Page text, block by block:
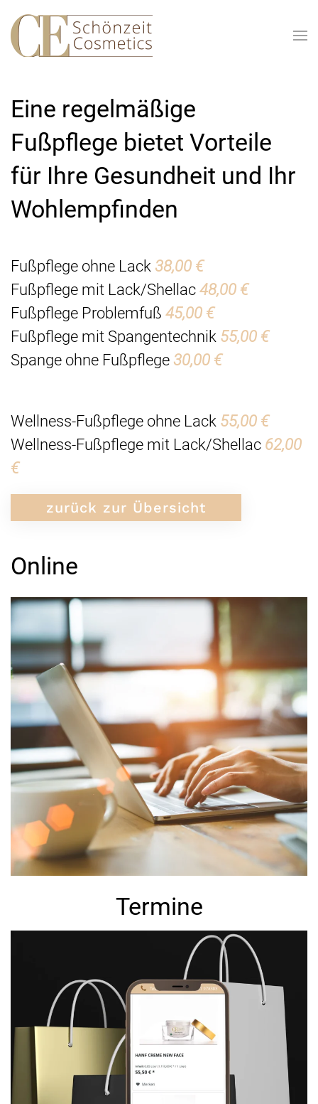
Skip to main content
Eine regelmäßige
Fußpflege bietet Vorteile
für Ihre Gesundheit und Ihr
Wohlempfinden
Fußpflege ohne Lack 38,00 €
Fußpflege mit Lack/Shellac 48,00 €
Fußpflege Problemfuß 45,00 €
Fußpflege mit Spangentechnik 55,00 €
Spange ohne Fußpflege 30,00 €
Wellness-Fußpflege ohne Lack 55,00 €
Wellness-Fußpflege mit Lack/Shellac 62,00
€
zurück zur Übersicht
Online
Termine